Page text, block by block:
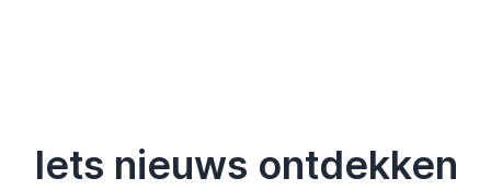
Iets nieuws ontdekken